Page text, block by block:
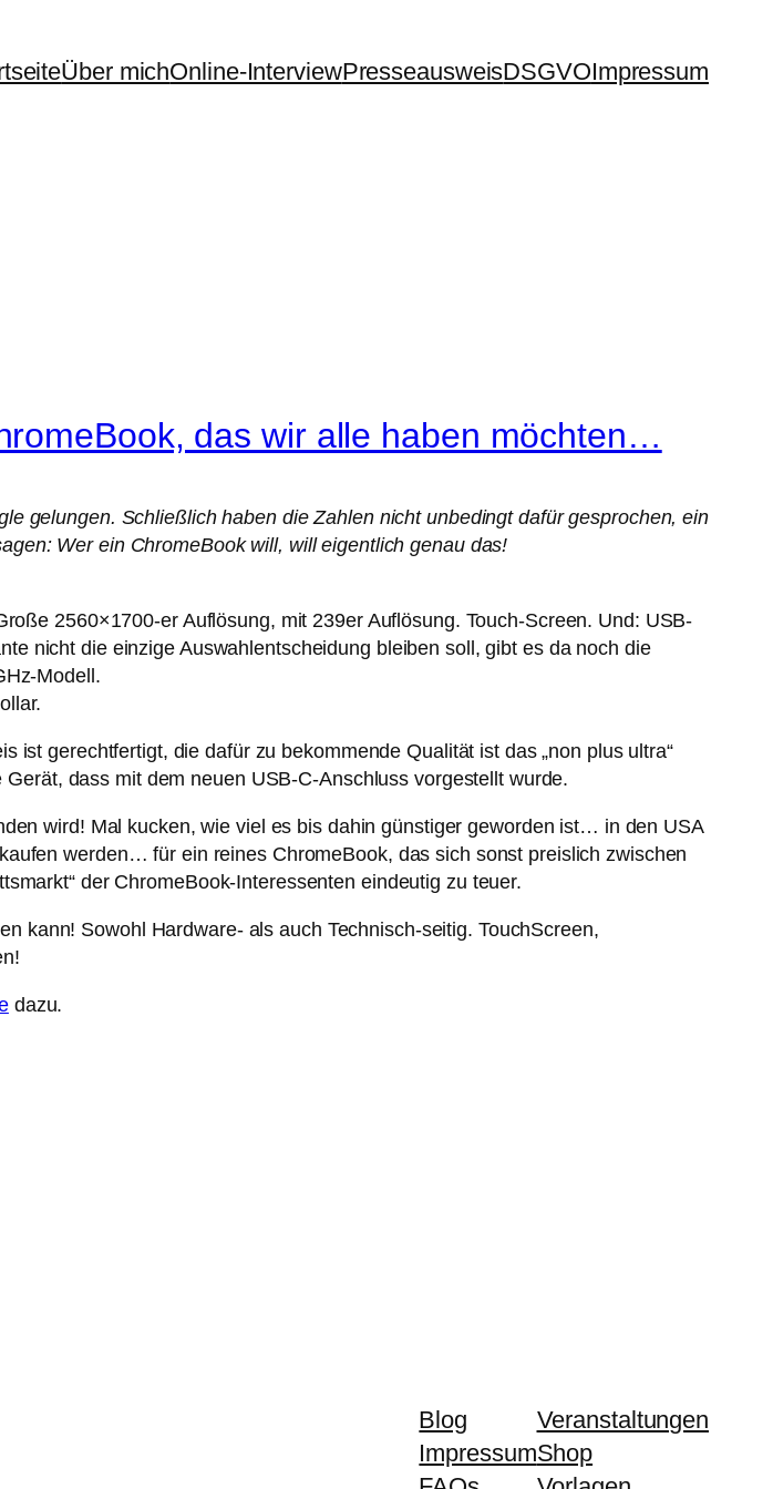
Über michOnline-InterviewPresseausweisDSGVOImpressum
das wir alle haben möchten…
gelungen. Schließlich haben die Zahlen nicht unbedingt dafür gesprochen, ein
Wer ein ChromeBook will, will eigentlich genau das!
2560×1700-er Auflösung, mit 239er Auflösung. Touch-Screen. Und: USB-
nicht die einzige Auswahlentscheidung bleiben soll, gibt es da noch die
Modell.
gerechtfertigt, die dafür zu bekommende Qualität ist das „non plus ultra“
dass mit dem neuen USB-C-Anschluss vorgestellt wurde.
wird! Mal kucken, wie viel es bis dahin günstiger geworden ist… in den USA
werden… für ein reines ChromeBook, das sich sonst preislich zwischen
der ChromeBook-Interessenten eindeutig zu teuer.
kann! Sowohl Hardware- als auch Technisch-seitig. TouchScreen,
dazu.
Blog
Impressum
Veranstaltungen
Shop